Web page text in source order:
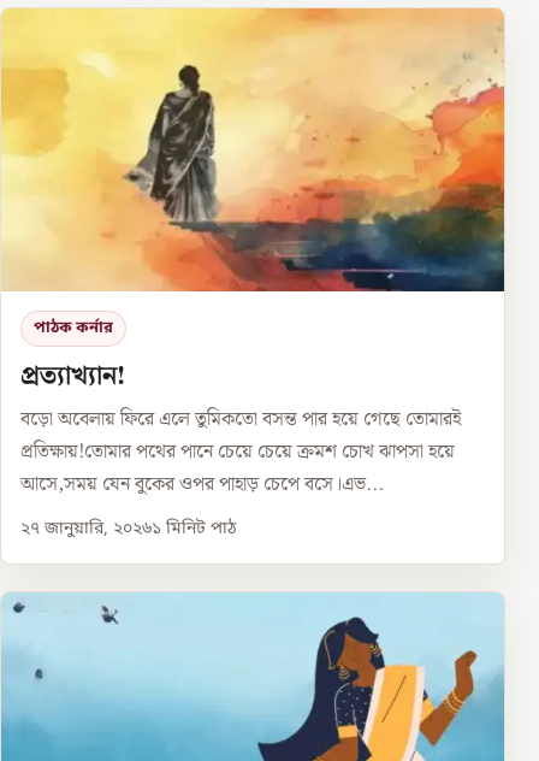
পাঠক কর্নার
প্রত্যাখ্যান!
বড়ো অবেলায় ফিরে এলে তুমিকতো বসন্ত পার হয়ে গেছে তোমারই
প্রতিক্ষায়!তোমার পথের পানে চেয়ে চেয়ে ক্রমশ চোখ ঝাপসা হয়ে
আসে,সময় যেন বুকের ওপর পাহাড় চেপে বসে।এভ...
২৭ জানুয়ারি, ২০২৬১ মিনিট পাঠ